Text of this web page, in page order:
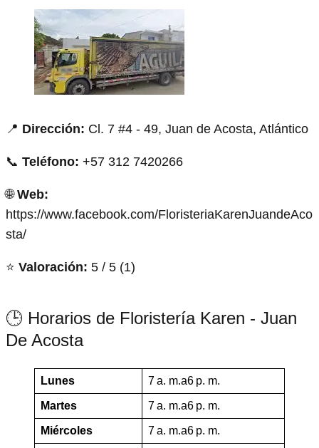
📍 Dirección: Cl. 7 #4 - 49, Juan de Acosta, Atlántico
📞 Teléfono: +57 312 7420266
🌐Web:
https://www.facebook.com/FloristeriaKarenJuandeAco
sta/
⭐ Valoración: 5 / 5 (1)
🕒 Horarios de Floristería Karen - Juan
De Acosta
Lunes 7 a. m.a6 p. m.
Martes 7 a. m.a6 p. m.
Miércoles 7 a. m.a6 p. m.